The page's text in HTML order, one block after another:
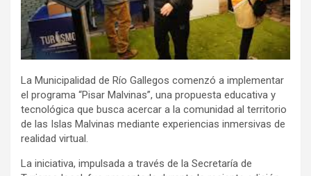
La Municipalidad de Río Gallegos comenzó a implementar
el programa “Pisar Malvinas”, una propuesta educativa y
tecnológica que busca acercar a la comunidad al territorio
de las Islas Malvinas mediante experiencias inmersivas de
realidad virtual.
La iniciativa, impulsada a través de la Secretaría de